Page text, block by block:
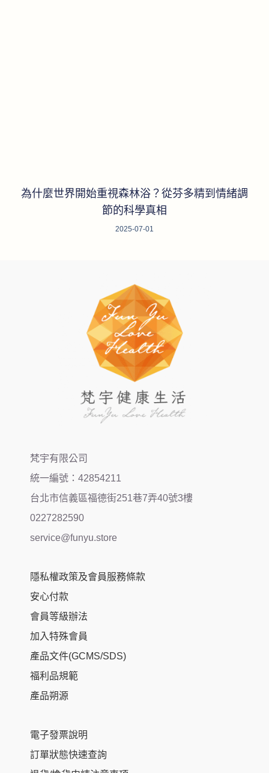
為什麼世界開始重視森林浴？從芬多精到情緒調
節的科學真相
2025-07-01
梵宇有限公司
統一編號：42854211
台北市信義區福德街251巷7弄40號3樓
0227282590
service@funyu.store
隱私權政策及會員服務條款
安心付款
會員等級辦法
加入特殊會員
產品文件(GCMS/SDS)
福利品規範
產品朔源
電子發票說明
訂單狀態快速查詢